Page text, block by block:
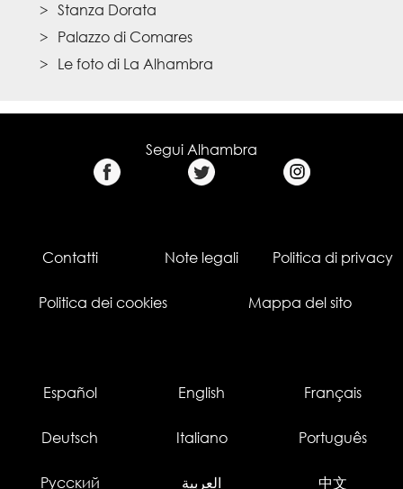
Stanza Dorata
Palazzo di Comares
Le foto di La Alhambra
Segui Alhambra
Contatti Note legali Politica di privacy
Politica dei cookies Mappa del sito
Español English Français
Deutsch Italiano Português
Русский العربية 中文